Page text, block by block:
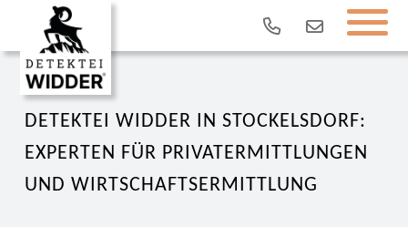
DETEKTEI WIDDER IN STOCKELSDORF:
EXPERTEN FÜR PRIVATERMITTLUNGEN
UND WIRTSCHAFTSERMITTLUNG